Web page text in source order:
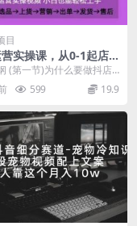
目
实操课，从0-1起店
操，不直播、不投
发短视频，商品卡自然
(第一节)为什么要做抖店
口在哪里 认识抖音三大电
辑 ... 599 19.9